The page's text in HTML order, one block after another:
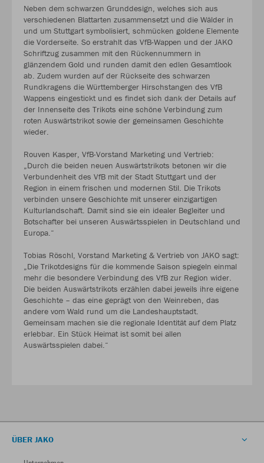
Neben dem schwarzen Grunddesign, welches sich aus
verschiedenen Blattarten zusammensetzt und die Wälder in
und um Stuttgart symbolisiert, schmücken goldene Elemente
die Vorderseite. So erstrahlt das VfB-Wappen und der JAKO
Schriftzug zusammen mit den Rückennummern in
glänzendem Gold und runden damit den edlen Gesamtlook
ab. Zudem wurden auf der Rückseite des schwarzen
Rundkragens die Württemberger Hirschstangen des VfB
Wappens eingestickt und es findet sich dank der Details auf
der Innenseite des Trikots eine schöne Verbindung zum
roten Auswärtstrikot sowie der gemeinsamen Geschichte
wieder.
Rouven Kasper, VfB-Vorstand Marketing und Vertrieb:
„Durch die beiden neuen Auswärtstrikots betonen wir die
Verbundenheit des VfB mit der Stadt Stuttgart und der
Region in einem frischen und modernen Stil. Die Trikots
verbinden unsere Geschichte mit unserer einzigartigen
Kulturlandschaft. Damit sind sie ein idealer Begleiter und
Botschafter bei unseren Auswärtsspielen in Deutschland und
Europa.“
Tobias Röschl, Vorstand Marketing & Vertrieb von JAKO sagt:
„Die Trikotdesigns für die kommende Saison spiegeln einmal
mehr die besondere Verbindung des VfB zur Region wider.
Die beiden Auswärtstrikots erzählen dabei jeweils ihre eigene
Geschichte – das eine geprägt von den Weinreben, das
andere vom Wald rund um die Landeshauptstadt.
Gemeinsam machen sie die regionale Identität auf dem Platz
erlebbar. Ein Stück Heimat ist somit bei allen
Auswärtsspielen dabei.“
ÜBER JAKO